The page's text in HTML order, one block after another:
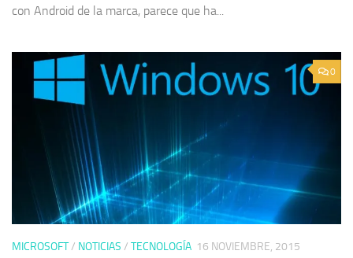
con Android de la marca, parece que ha...
0
MICROSOFT/ NOTICIAS / TECNOLOGÍA 16 NOVIEMBRE, 2015